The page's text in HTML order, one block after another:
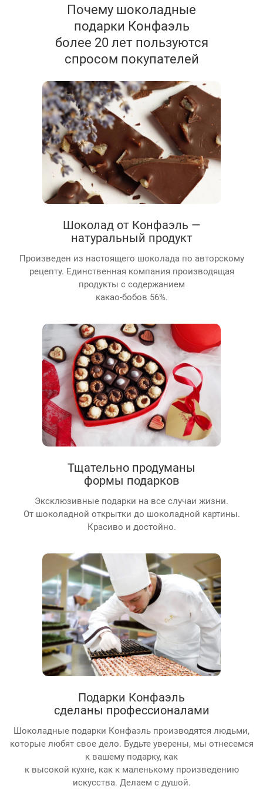
Почему шоколадные
подарки Конфаэль
более 20 лет пользуются
спросом покупателей
Шоколад от Конфаэль —
натуральный продукт
Произведен из настоящего шоколада по авторскому
рецепту. Единственная компания производящая
продукты с содержанием
какао-бобов 56%.
Тщательно продуманы
формы подарков
Эксклюзивные подарки на все случаи жизни.
От шоколадной открытки до шоколадной картины.
Красиво и достойно.
Подарки Конфаэль
сделаны профессионалами
Шоколадные подарки Конфаэль производятся людьми,
которые любят свое дело. Будьте уверены, мы отнесемся
к вашему подарку, как
к высокой кухне, как к маленькому произведению
искусства. Делаем с душой.